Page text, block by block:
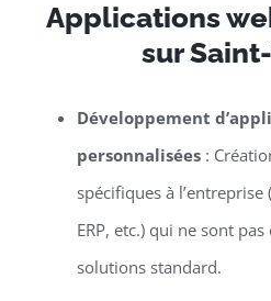
Applications
sur
Développement
personnalisées:
spécifiques à l’entreprise
ERP, etc.) qui ne sont
solutions standard.